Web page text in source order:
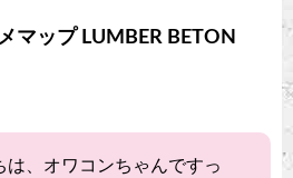
マップ LUMBER BETON
は、オワコンちゃんですっ